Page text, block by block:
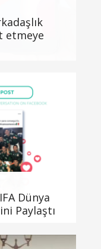
etmeye
Dünya
Paylaştı